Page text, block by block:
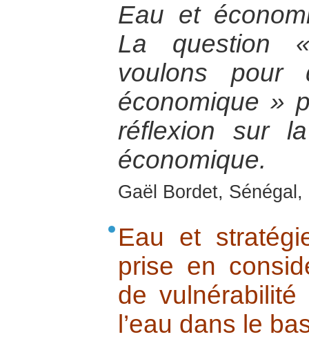
Eau et
La question
voulons pour
économique »
réflexion sur
économique.
Gaël Bordet,
Eau et
prise en
de
l’eau dans le